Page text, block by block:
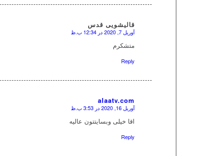
قالیشویی قدس
آوریل 7, 2020 در 12:34 ب.ظ
متشکرم
Reply
alaatv.com
آوریل 16, 2020 در 3:53 ب.ظ
اقا خیلی وبسایتتون عالیه
Reply